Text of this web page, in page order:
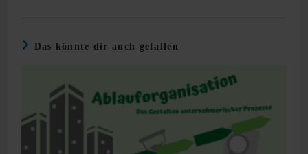
Das könnte dir auch gefallen